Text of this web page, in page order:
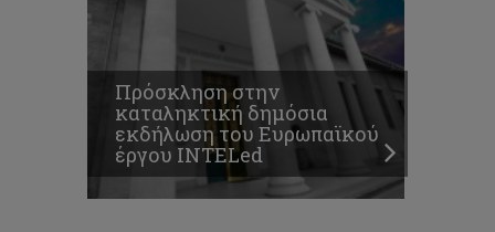
Πρόσκληση στην
καταληκτική δημόσια
εκδήλωση του Ευρωπαϊκού
έργου INTELed